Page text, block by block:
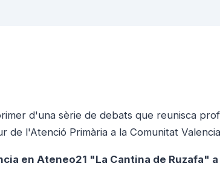
d'una sèrie de debats que reunisca
l'Atenció Primària a la Comunitat
en Ateneo21 "La Cantina de Ruzafa" a